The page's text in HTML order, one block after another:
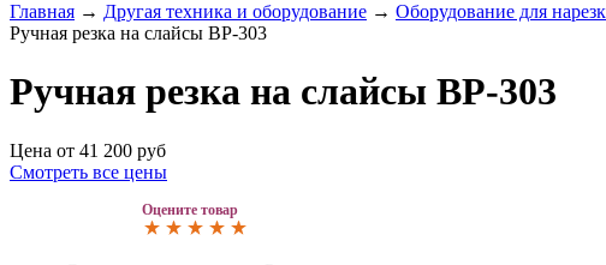
Главная → Другая техника и оборудование → Оборудование для
Ручная резка на слайсы ВР-303
Ручная резка на слайсы ВР-303
Цена от 41 200 руб
Смотреть все цены
Оцените товар